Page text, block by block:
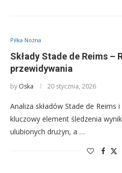
Piłka Nożna
Składy Stade de Reims –
przewidywania
by Oska 20 stycznia, 2026
Analiza składów Stade de Reims
kluczowy element śledzenia
ulubionych drużyn, a …